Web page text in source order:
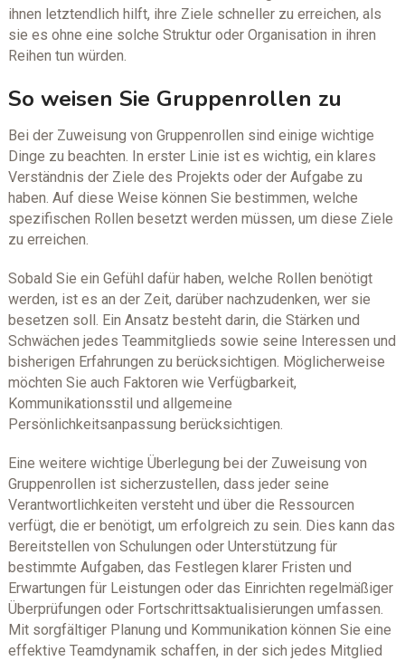
ihnen letztendlich hilft, ihre Ziele schneller zu erreichen, als
sie es ohne eine solche Struktur oder Organisation in ihren
Reihen tun würden.
So weisen Sie Gruppenrollen zu
Bei der Zuweisung von Gruppenrollen sind einige wichtige
Dinge zu beachten. In erster Linie ist es wichtig, ein klares
Verständnis der Ziele des Projekts oder der Aufgabe zu
haben. Auf diese Weise können Sie bestimmen, welche
spezifischen Rollen besetzt werden müssen, um diese Ziele
zu erreichen.
Sobald Sie ein Gefühl dafür haben, welche Rollen benötigt
werden, ist es an der Zeit, darüber nachzudenken, wer sie
besetzen soll. Ein Ansatz besteht darin, die Stärken und
Schwächen jedes Teammitglieds sowie seine Interessen und
bisherigen Erfahrungen zu berücksichtigen. Möglicherweise
möchten Sie auch Faktoren wie Verfügbarkeit,
Kommunikationsstil und allgemeine
Persönlichkeitsanpassung berücksichtigen.
Eine weitere wichtige Überlegung bei der Zuweisung von
Gruppenrollen ist sicherzustellen, dass jeder seine
Verantwortlichkeiten versteht und über die Ressourcen
verfügt, die er benötigt, um erfolgreich zu sein. Dies kann das
Bereitstellen von Schulungen oder Unterstützung für
bestimmte Aufgaben, das Festlegen klarer Fristen und
Erwartungen für Leistungen oder das Einrichten regelmäßiger
Überprüfungen oder Fortschrittsaktualisierungen umfassen.
Mit sorgfältiger Planung und Kommunikation können Sie eine
effektive Teamdynamik schaffen, in der sich jedes Mitglied